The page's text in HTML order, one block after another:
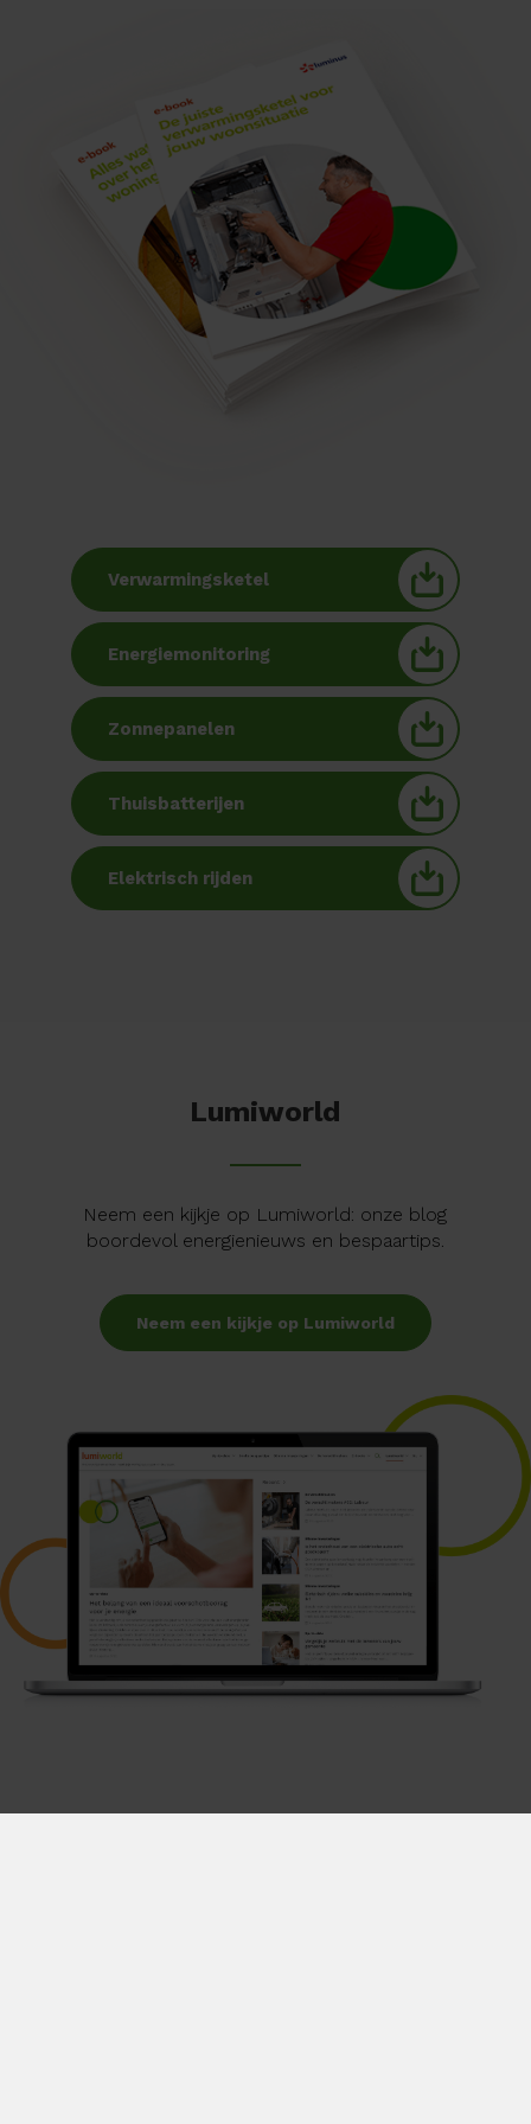
Verwarmingsketel
Energiemonitoring
Zonnepanelen
Thuisbatterijen
Elektrisch rijden
Lumiworld
Neem een kijkje op Lumiworld: onze blog
boordevol energienieuws en bespaartips.
Neem een kijkje op Lumiworld